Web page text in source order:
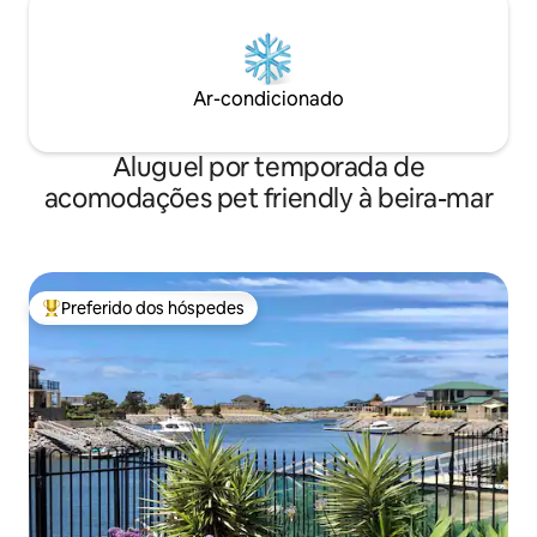
Ar-condicionado
Aluguel por temporada de
acomodações pet friendly à beira-mar
Entre os melhores preferidos dos hóspedes
Preferido dos hóspedes